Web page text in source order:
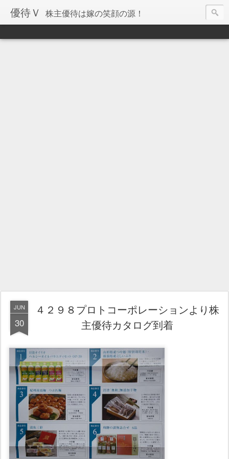
優待Ｖ 株主優待は嫁の笑顔の源！
JUN
30
４２９８プロトコーポレーションより株
主優待カタログ到着